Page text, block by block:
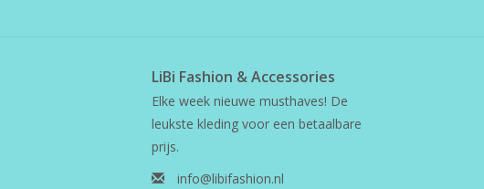
LiBi Fashion & Accessories
Elke week nieuwe musthaves! De
leukste kleding voor een betaalbare
prijs.
info@libifashion.nl